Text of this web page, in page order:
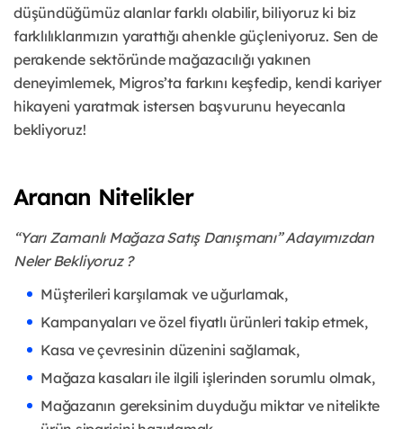
düşündüğümüz alanlar farklı olabilir, biliyoruz ki biz
farklılıklarımızın yarattığı ahenkle güçleniyoruz. Sen de
perakende sektöründe mağazacılığı yakınen
deneyimlemek, Migros’ta farkını keşfedip, kendi kariyer
hikayeni yaratmak istersen başvurunu heyecanla
bekliyoruz!
Aranan Nitelikler
“Yarı Zamanlı Mağaza Satış Danışmanı” Adayımızdan
Neler Bekliyoruz ?
Müşterileri karşılamak ve uğurlamak,
Kampanyaları ve özel fiyatlı ürünleri takip etmek,
Kasa ve çevresinin düzenini sağlamak,
Mağaza kasaları ile ilgili işlerinden sorumlu olmak,
Mağazanın gereksinim duyduğu miktar ve nitelikte